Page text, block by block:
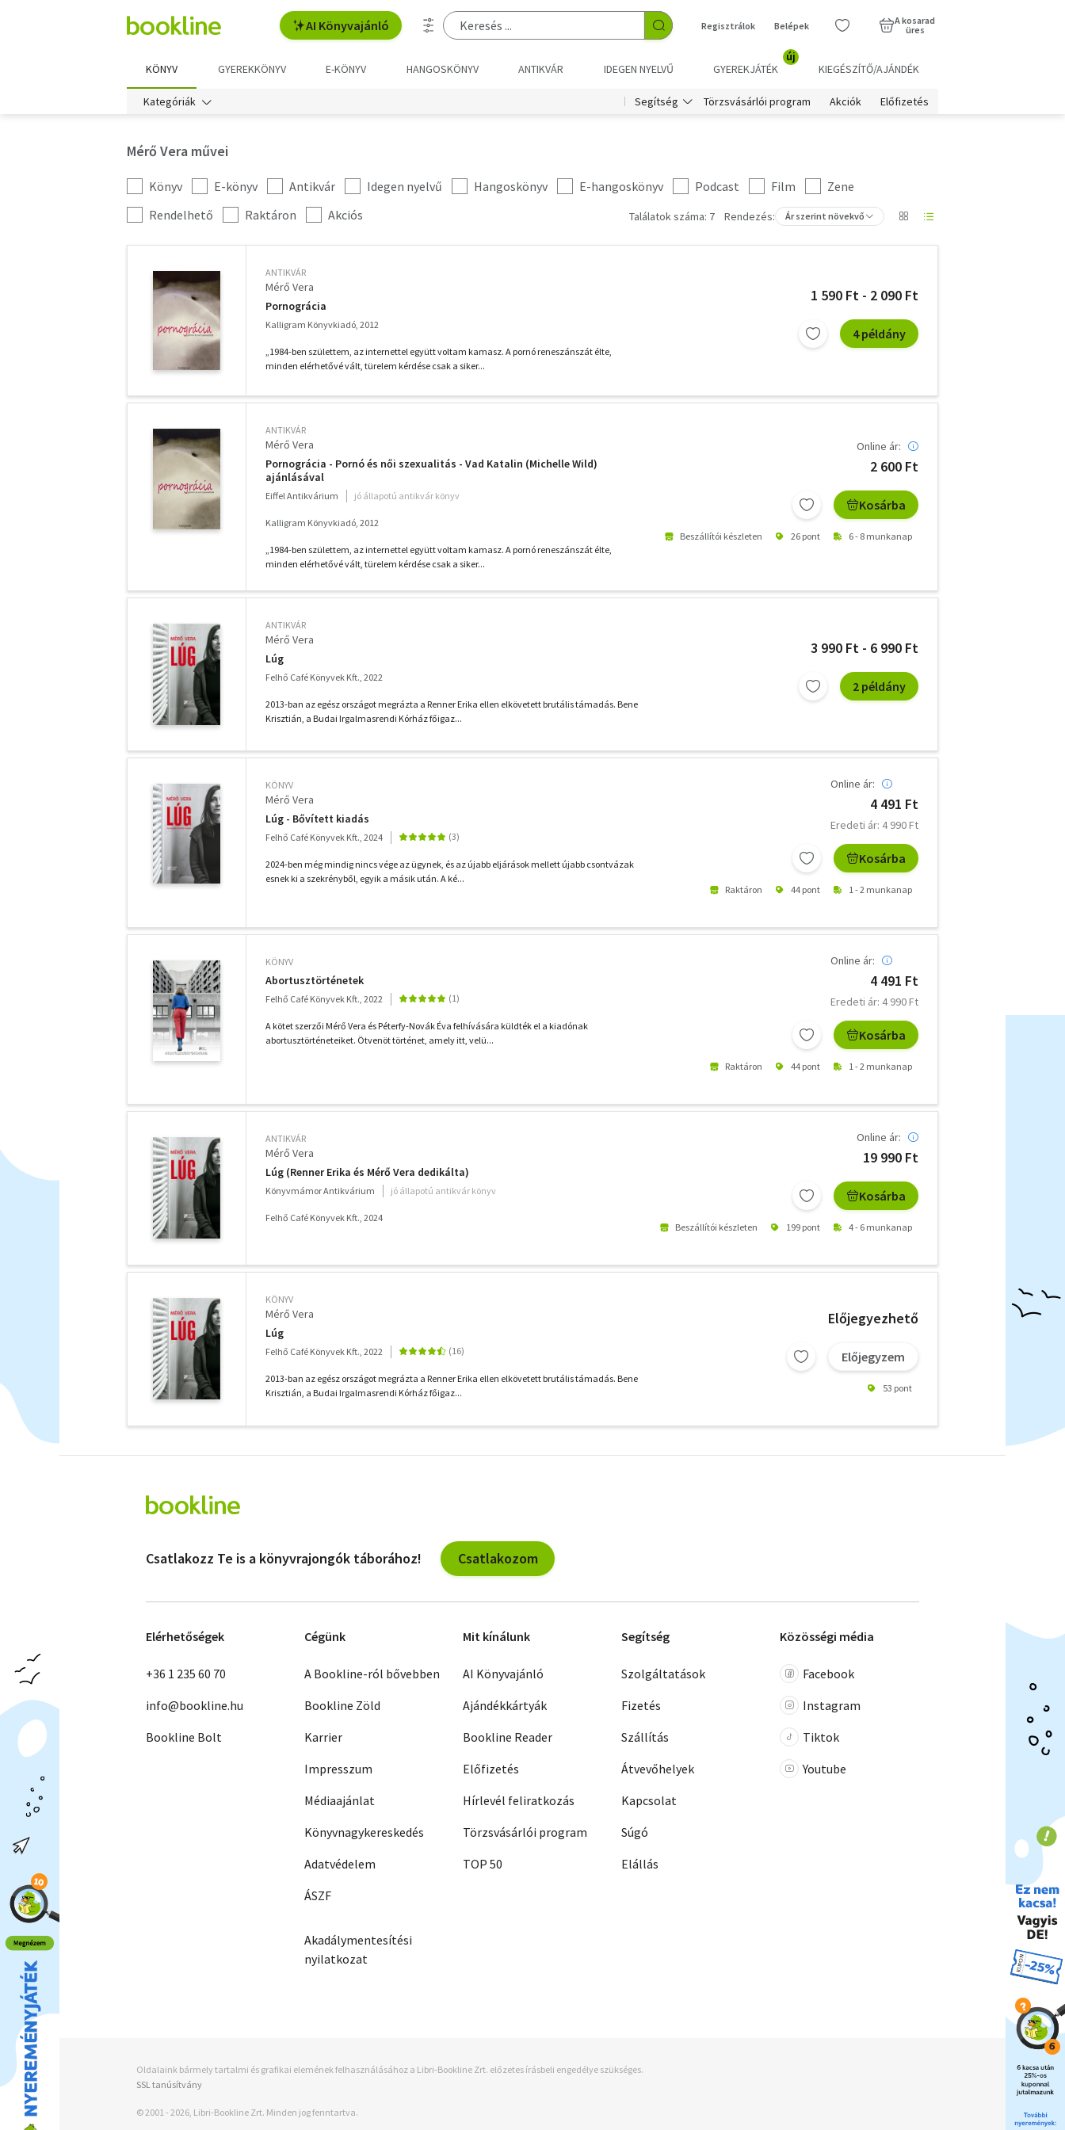
AI Könyvajánló Regisztrálok Belépek
A kosarad
üres
KÖNYV GYEREKKÖNYV E-KÖNYV HANGOSKÖNYV ANTIKVÁR IDEGEN NYELVŰ GYEREKJÁTÉK
új
KIEGÉSZÍTŐ/AJÁNDÉK
Kategóriák Segítség Törzsvásárlói program Akciók Előfizetés
Mérő Vera művei
Kategória
szűrés
Könyv E-könyv Antikvár Idegen nyelvű Hangoskönyv E-hangoskönyv Podcast Film
Zene
További
szűrők
Rendelhető Raktáron Akciós Találatok száma: 7 Rendezés: Ár szerint növekvő
ANTIKVÁR
Mérő Vera
Pornográcia
Kalligram Könyvkiadó, 2012
„1984-ben születtem, az internettel együtt voltam kamasz. A pornó reneszánszát élte,
minden elérhetővé vált, türelem kérdése csak a siker...
1 590 Ft - 2 090 Ft
4 példány
ANTIKVÁR
Mérő Vera
Pornográcia - Pornó és női szexualitás - Vad Katalin (Michelle Wild)
ajánlásával
Eiffel Antikvárium jó állapotú antikvár könyv
Kalligram Könyvkiadó, 2012
„1984-ben születtem, az internettel együtt voltam kamasz. A pornó reneszánszát élte,
minden elérhetővé vált, türelem kérdése csak a siker...
Online ár:
2 600 Ft
Kosárba
Beszállítói készleten 26 pont 6 - 8 munkanap
ANTIKVÁR
Mérő Vera
Lúg
Felhő Café Könyvek Kft., 2022
2013-ban az egész országot megrázta a Renner Erika ellen elkövetett brutális támadás. Bene
Krisztián, a Budai Irgalmasrendi Kórház főigaz...
3 990 Ft - 6 990 Ft
2 példány
KÖNYV
Mérő Vera
Lúg - Bővített kiadás
Felhő Café Könyvek Kft., 2024
2024-ben még mindig nincs vége az ügynek, és az újabb eljárások mellett újabb csontvázak
esnek ki a szekrényből, egyik a másik után. A ké...
Online ár:
4 491 Ft
Eredeti ár: 4 990 Ft
Kosárba
Raktáron 44 pont 1 - 2 munkanap
KÖNYV
Abortusztörténetek
Felhő Café Könyvek Kft., 2022
A kötet szerzői Mérő Vera és Péterfy-Novák Éva felhívására küldték el a kiadónak
abortusztörténeteiket. Ötvenöt történet, amely itt, velü...
Online ár:
4 491 Ft
Eredeti ár: 4 990 Ft
Kosárba
Raktáron 44 pont 1 - 2 munkanap
ANTIKVÁR
Mérő Vera
Lúg (Renner Erika és Mérő Vera dedikálta)
Könyvmámor Antikvárium jó állapotú antikvár könyv
Felhő Café Könyvek Kft., 2024
Online ár:
19 990 Ft
Kosárba
Beszállítói készleten 199 pont 4 - 6 munkanap
KÖNYV
Mérő Vera
Lúg
Felhő Café Könyvek Kft., 2022
2013-ban az egész országot megrázta a Renner Erika ellen elkövetett brutális támadás. Bene
Krisztián, a Budai Irgalmasrendi Kórház főigaz...
Előjegyezhető
Előjegyzem
53 pont
szűrők
Csatlakozz Te is a könyvrajongók táborához! Csatlakozom
Elérhetőségek
+36 1 235 60 70
info@bookline.hu
Bookline Bolt
Cégünk
A Bookline-ról bővebben
Bookline Zöld
Karrier
Impresszum
Médiaajánlat
Könyvnagykereskedés
Adatvédelem
ÁSZF
Akadálymentesítési
nyilatkozat
Mit kínálunk
AI Könyvajánló
Ajándékkártyák
Bookline Reader
Előfizetés
Hírlevél feliratkozás
Törzsvásárlói program
TOP 50
Segítség
Szolgáltatások
Fizetés
Szállítás
Átvevőhelyek
Kapcsolat
Súgó
Elállás
Közösségi média
Facebook
Instagram
Tiktok
Youtube
Oldalaink bármely tartalmi és grafikai elemének felhasználásához a Libri-Bookline Zrt. előzetes írásbeli engedélye szükséges.
SSL tanúsítvány
© 2001 - 2026, Libri-Bookline Zrt. Minden jog fenntartva.